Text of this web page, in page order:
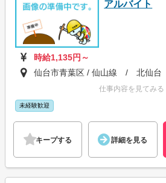
アルバイト
時給1,135円～
仙台市青葉区 / 仙山線 / 北仙台
仕事内容を見てみる
未経験歓迎
キープする 詳細を見る